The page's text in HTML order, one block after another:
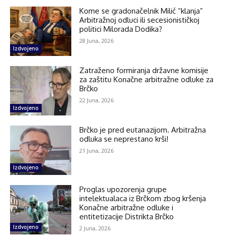
Izdvojeno
Kome se gradonačelnik Milić “klanja”
Arbitražnoj odluci ili secesionističkoj
politici Milorada Dodika?
28 Juna, 2026
Izdvojeno
Zatraženo formiranja državne komisije
za zaštitu Konačne arbitražne odluke za
Brčko
22 Juna, 2026
Izdvojeno
Brčko je pred eutanazijom. Arbitražna
odluka se neprestano krši!
21 Juna, 2026
Izdvojeno
Proglas upozorenja grupe
intelektualaca iz Brčkom zbog kršenja
Konačne arbitražne odluke i
entitetizacije Distrikta Brčko
2 Juna, 2026